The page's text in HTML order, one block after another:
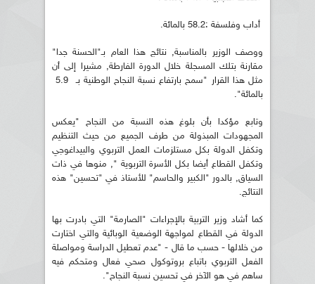
أداب وفلسفة :58.2 بالمائة.
ووصف الوزير بالمناسبة, نتائج هذا العام بـ"الحسنة جدا"
مقارنة بتلك المسجلة خلال الدورة الفارطة, مشيرا إلى أن
مثل هذا القرار "سمح بارتفاع نسبة النجاح الوطنية بـ 5.9
بالمائة".
وتابع مؤكدا بأن بلوغ هذه النسبة من النجاح "يعكس
المجهودات المبذولة من طرف الجميع من حيث التنظيم
وتكفل الدولة بكل مستلزمات العمل التربوي والبيداغوجي
وتكفل القطاع أيضا بكل الأسرة التربوية ", منوها في ذات
السياق, بالدور "الكبير والحاسم" للأستاذ في "تحسين" هذه
النتائج.
كما أشاد وزير التربية بالإجراءات "الصارمة" التي بادرت بها
الدولة في القطاع لمواجهة الوضعية الوبائية والتي اختارت
من خلالها - حسب ما قال - "عدم تعطيل الدراسة ومواصلة
الفعل التربوي باتباع بروتوكول صحي فعال ومتحكم فيه
ساهم في هو الآخر في تحسين نسبة النجاح".